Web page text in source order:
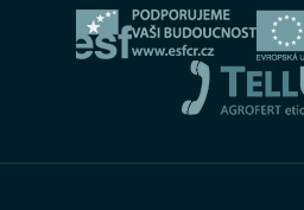
Zimní
Cookies